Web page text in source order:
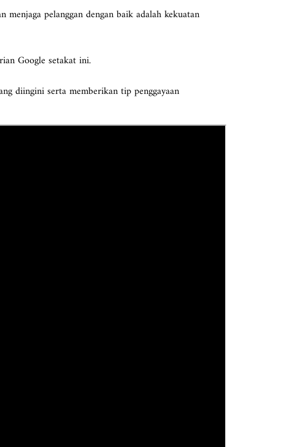
menjaga pelanggan dengan baik adalah kekuatan
Google setakat ini.
diingini serta memberikan tip penggayaan